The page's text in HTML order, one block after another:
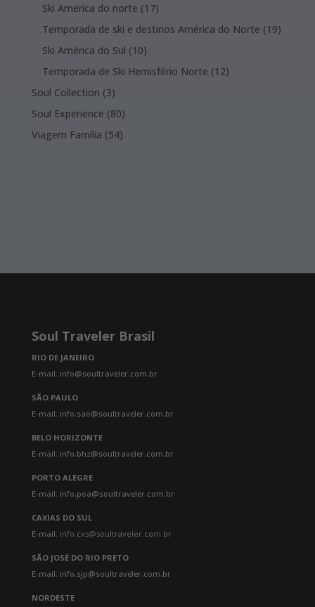
products
Ski America do norte 1717
products
Temporada de ski e destinos América do Norte 1919
Ski América do Sul 1010
products
Temporada de Ski Hemisfério Norte 1212
Soul Collection 33
products
Soul Experience 8080
products
Viagem Família 5454
Soul Traveler Brasil
RIO DE JANEIRO
E-mail: info@soultraveler.com.br
SÃO PAULO
E-mail: info.sao@soultraveler.com.br
BELO HORIZONTE
E-mail: info.bhz@soultraveler.com.br
PORTO ALEGRE
E-mail: info.poa@soultraveler.com.br
CAXIAS DO SUL
E-mail: info.cxs@soultraveler.com.br
SÃO JOSÉ DO RIO PRETO
E-mail: info.sjp@soultraveler.com.br
NORDESTE